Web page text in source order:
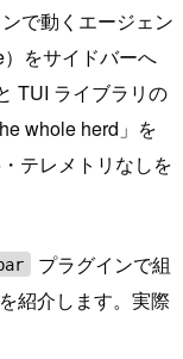
で動くエージェン
をサイドバーへ
TUI ライブラリの
whole herd」を
テレメトリなしを
プラグインで組
紹介します。実際